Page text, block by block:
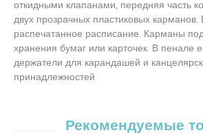
откидными клапанами, передняя часть
двух прозрачных пластиковых
распечатанное расписание. Карманы
хранения бумаг или карточек. В пенале
держатели для карандашей и
принадлежностей
Рекомендуемые